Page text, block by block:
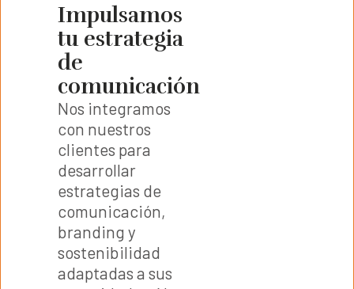
Impulsamos
tu estrategia
de
comunicación
Nos integramos
con nuestros
clientes para
desarrollar
estrategias de
comunicación,
branding y
sostenibilidad
adaptadas a sus